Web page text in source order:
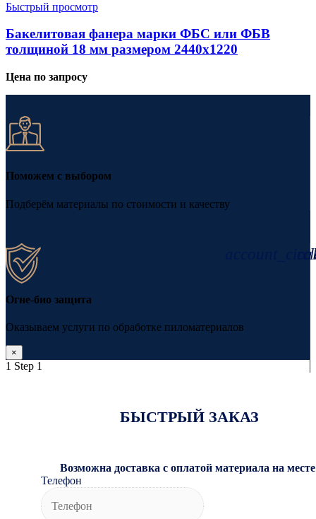
Быстрый просмотр
Бакелитовая фанера марки ФБС или ФБВ
толщиной 18 мм размером 2440х1220
Цена по запросу
Поможем с выбором
Подберём материалы по стоимости и качеству
Огне-био защита
Оказываем услуги по обработке пиломатериалов
×
1 Step 1
БЫСТРЫЙ ЗАКАЗ
Возможна доставка с оплатой материала на
Телефон